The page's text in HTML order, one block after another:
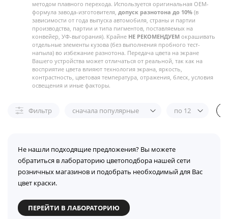
методом плавного перехода. Используется оригинальная OEM-
формула завода-изготовителя, допуск разнотона до 10% (в
зависимости от года выпуска автомобиля, страны и партии
производства, партии и типа пигментов, поставляемых на
конвейер, УФ-выгорания). Крайне НЕ РЕКОМЕНДУЕМ окрашивать
отдельные элементы кузова (без выполнения пробного тест-
напыла) во избежание разнотона. Передача цвета на экране
Вашего устройства может отличаться от реальной, так как на
восприятие цвета влияют технология экрана, яркость,
контрастность, цветовая температура, отражения, блеск, условия
освещения и иные факторы.
Фильтр сначала популярные по 12
Не нашли подходящие предложения? Вы можете
обратиться в лабораторию цветоподбора нашей сети
розничных магазинов и подобрать необходимый для Вас
цвет краски.
ПЕРЕЙТИ В ЛАБОРАТОРИЮ